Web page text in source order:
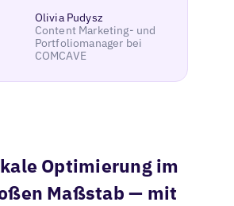
Olivia Pudysz
Content Marketing- und
Portfoliomanager bei
COMCAVE
Optimierung im
Maßstab — mit